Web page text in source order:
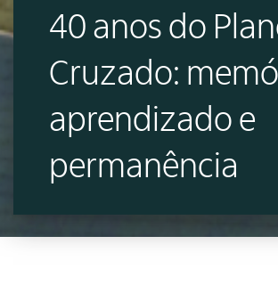
40 anos do
Cruzado:
aprendizado e
permanência